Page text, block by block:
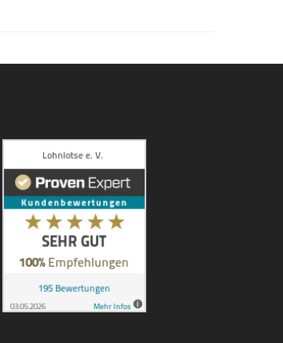
Kundenbewertungen und Erfahrungen zu
Lohnlotse e. V.
SEHR GUT
89